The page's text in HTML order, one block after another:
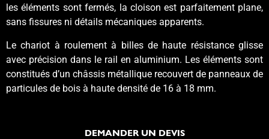
les éléments sont fermés, la cloison est parfaitement plane,
sans fissures ni détails mécaniques apparents.
Le chariot à roulement à billes de haute résistance glisse
avec précision dans le rail en aluminium. Les éléments sont
constitués d’un châssis métallique recouvert de panneaux de
particules de bois à haute densité de 16 à 18 mm.
DEMANDER UN DEVIS